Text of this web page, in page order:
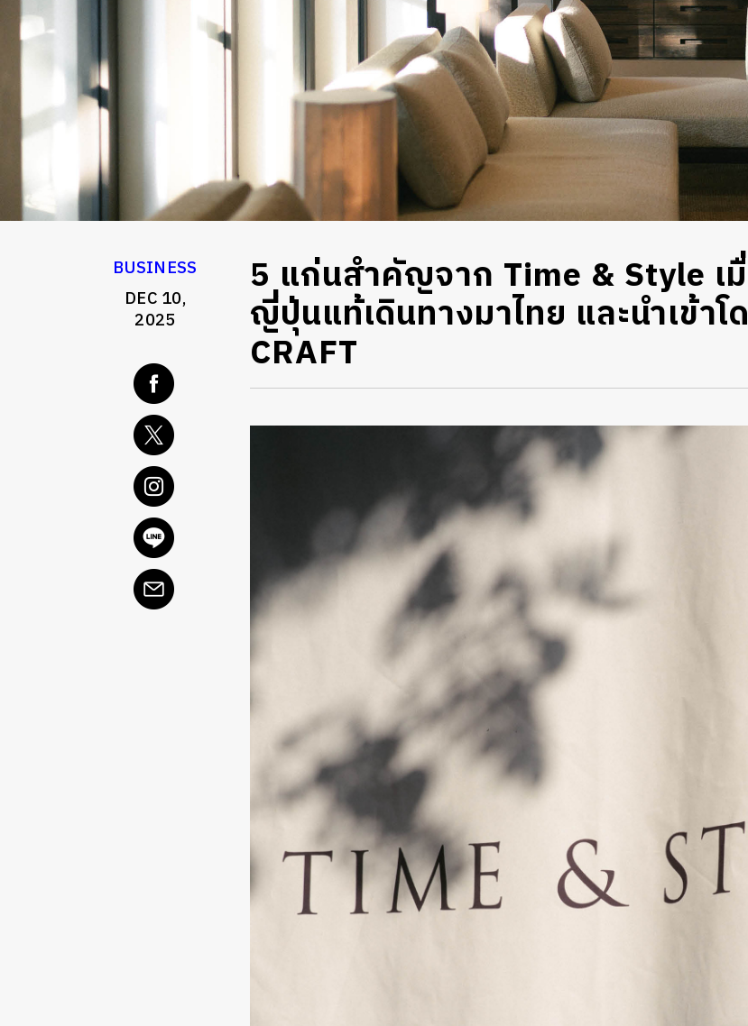
BUSINESS
DEC 10,
2025
5 แก่นสำคัญจาก Time & Style เ
ญี่ปุ่นแท้เดินทางมาไทย และนำเข้าโ
CRAFT